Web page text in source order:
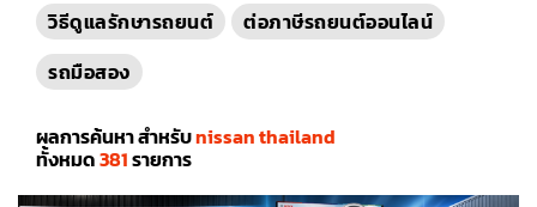
วิธีดูแลรักษารถยนต์
ต่อภาษีรถยนต์ออนไลน์
รถมือสอง
ผลการค้นหา สำหรับnissan thailand
ทั้งหมด381รายการ